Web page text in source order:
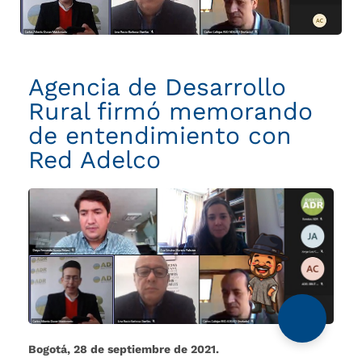
Agencia de Desarrollo
Rural firmó memorando
de entendimiento con
Red Adelco
Bogotá, 28 de septiembre de 2021.
de
entendimiento
Adelco